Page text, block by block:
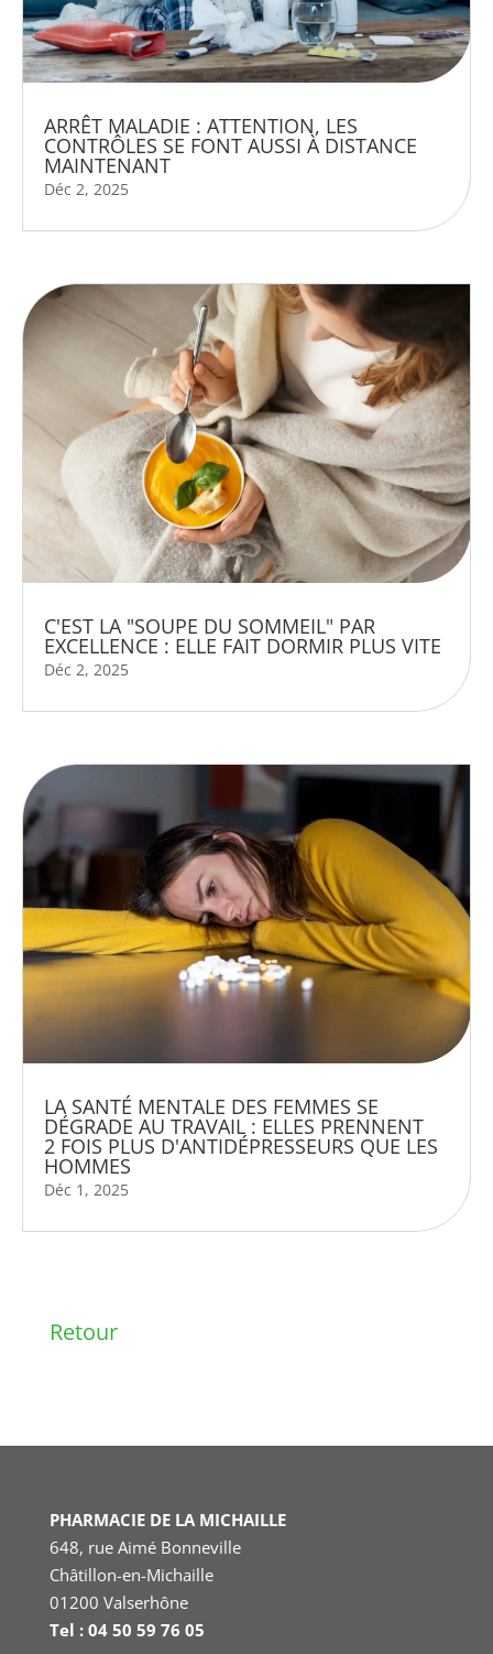
ARRÊT MALADIE : ATTENTION, LES
CONTRÔLES SE FONT AUSSI À DISTANCE
MAINTENANT
Déc 2, 2025
C'EST LA "SOUPE DU SOMMEIL" PAR
EXCELLENCE : ELLE FAIT DORMIR PLUS VITE
Déc 2, 2025
LA SANTÉ MENTALE DES FEMMES SE
DÉGRADE AU TRAVAIL : ELLES PRENNENT
2 FOIS PLUS D'ANTIDÉPRESSEURS QUE LES
HOMMES
Déc 1, 2025
Retour
PHARMACIE DE LA MICHAILLE
648, rue Aimé Bonneville
Châtillon-en-Michaille
01200 Valserhône
Tel : 04 50 59 76 05